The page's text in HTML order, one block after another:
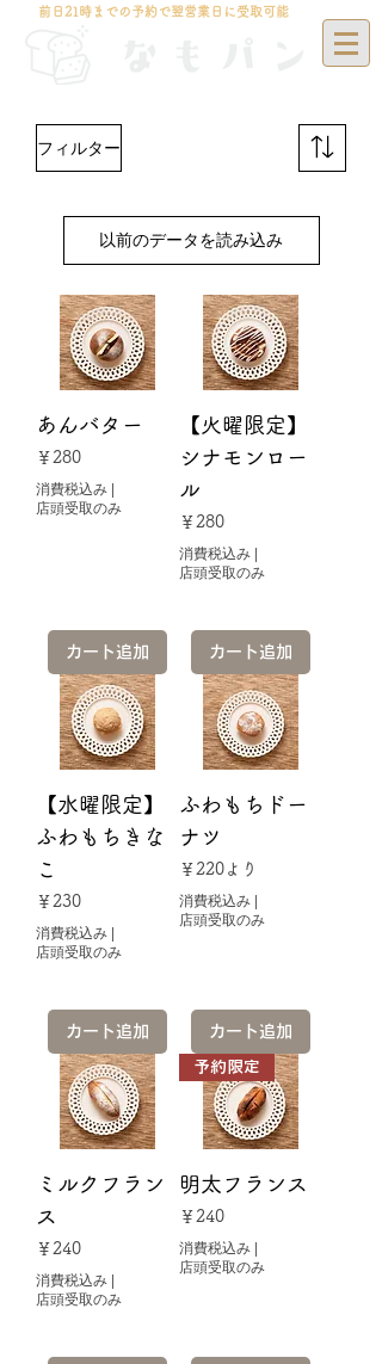
前日21時までの予約で翌営業日に受取可能
フィルター
以前のデータを読み込み
あんバター
価格
￥280
消費税込み
店頭受取のみ
カート追加
【火曜限定】
シナモンロー
ル
価格
￥280
消費税込み
店頭受取のみ
カート追加
【水曜限定】
ふわもちきな
こ
価格
￥230
消費税込み
店頭受取のみ
カート追加
ふわもちドー
ナツ
￥220 より
セール価格
消費税込み
店頭受取のみ
カート追加
ミルクフラン
ス
価格
￥240
消費税込み
店頭受取のみ
予約限定
明太フランス
価格
￥240
消費税込み
店頭受取のみ